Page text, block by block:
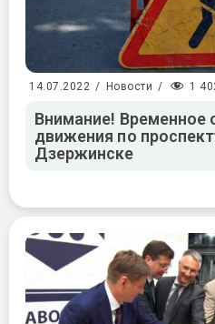
14.07.2022 / Новости / 1
Внимание! Временное
движения по
Дзержинске